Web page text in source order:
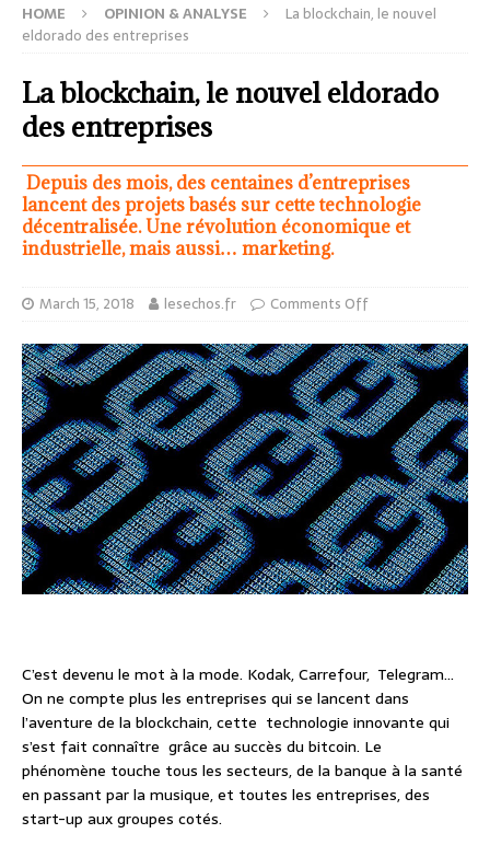
HOME OPINION & ANALYSE
La blockchain, le nouvel
eldorado des entreprises
La blockchain, le nouvel eldorado
des entreprises
Depuis des mois, des centaines d’entreprises
lancent des projets basés sur cette technologie
décentralisée. Une révolution économique et
industrielle, mais aussi… marketing.
March 15, 2018 lesechos.fr Comments Off
C’est devenu le mot à la mode. Kodak, Carrefour, Telegram…
On ne compte plus les entreprises qui se lancent dans
l’aventure de la blockchain, cette technologie innovante qui
s’est fait connaître grâce au succès du bitcoin. Le
phénomène touche tous les secteurs, de la banque à la santé
en passant par la musique, et toutes les entreprises, des
start-up aux groupes cotés.